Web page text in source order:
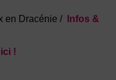
en Dracénie /
Infos &
!